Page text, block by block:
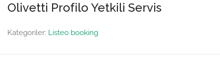
Olivetti Profilo Yetkili Servis
Kategoriler: Listeo booking